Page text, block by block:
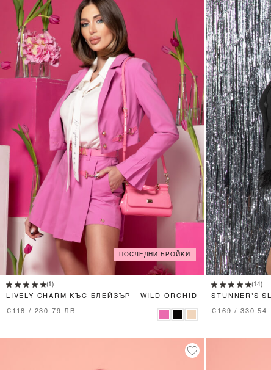
ПОСЛЕДНИ БРОЙКИ
M
(1)
LIVELY CHARM КЪС БЛЕЙЗЪР - WILD ORCHID
€118 / 230.79 ЛВ.
(14)
STUNNER'S
€169 / 330.54